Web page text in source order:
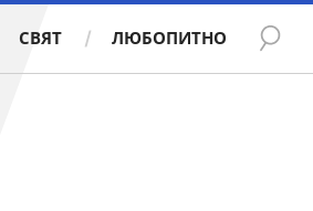
СВЯТ ЛЮБОПИТНО